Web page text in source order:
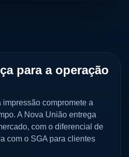
para a operação
compromete a
A Nova União entrega
com o diferencial de
com o SGA para clientes